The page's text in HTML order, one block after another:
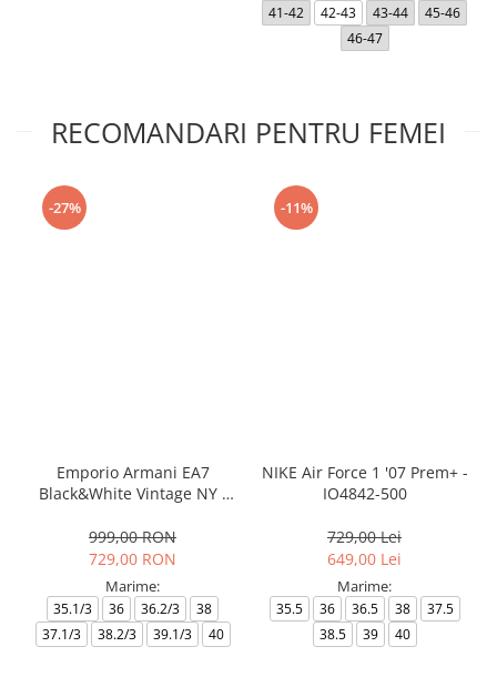
41-42
42-43 43-44
45-46
46-47
RECOMANDARI PENTRU FEMEI
-27%
Emporio Armani EA7
Black&White Vintage NY -
999,00 RON
729,00 RON
Marime:
35.1/3 36 36.2/3
38
37.1/3
38.2/3 39.1/3 40
-11%
NIKE Air Force 1 '07 Prem+ -
IO4842-500
729,00 Lei
649,00 Lei
Marime:
35.5 36 36.5 38
37.5
38.5
39 40